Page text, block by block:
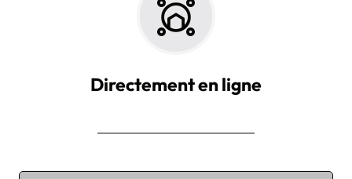
Directement en ligne